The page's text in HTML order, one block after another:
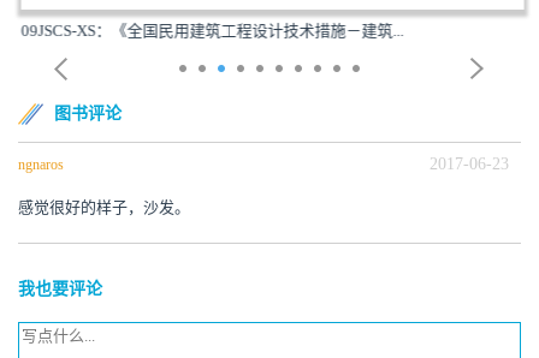
09JSCS-XS：《全国民用建筑工程设计技术措施－建筑...
图书评论
ngnaros 2017-06-23
感觉很好的样子，沙发。
我也要评论